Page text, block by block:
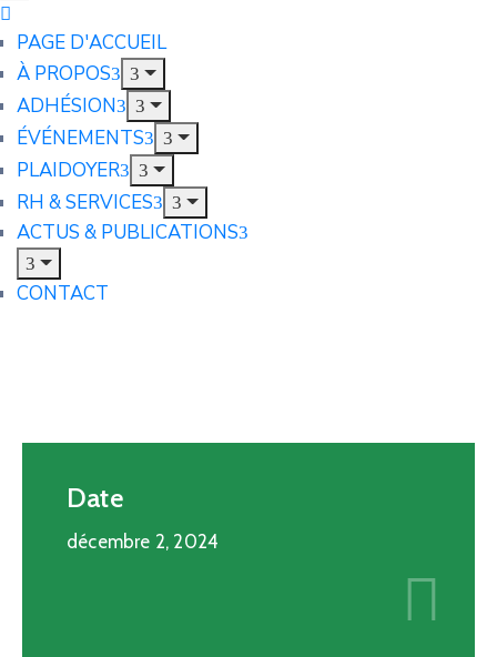
PAGE D'ACCUEIL
À PROPOS
ADHÉSION
ÉVÉNEMENTS
PLAIDOYER
RH & SERVICES
ACTUS & PUBLICATIONS
CONTACT
Date
décembre 2, 2024